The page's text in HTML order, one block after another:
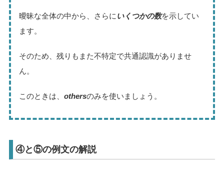
曖昧な全体の中から、さらに いくつかの数を示してい
ます。
そのため、残りもまた不特定で共通認識がありませ
ん。
このときは、 othersのみを使いましょう。
④と⑤の例文の解説